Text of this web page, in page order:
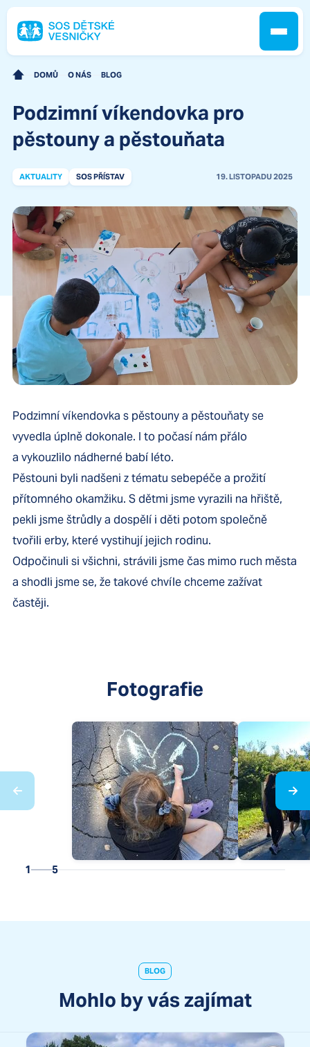
DOMŮ O NÁS BLOG
Podzimní víkendovka pro
pěstouny a pěstouňata
AKTUALITY SOS PŘÍSTAV 19. LISTOPADU 2025
Podzimní víkendovka s pěstouny a pěstouňaty se
vyvedla úplně dokonale. I to počasí nám přálo
a vykouzlilo nádherné babí léto.
Pěstouni byli nadšeni z tématu sebepéče a prožití
přítomného okamžiku. S dětmi jsme vyrazili na hřiště,
pekli jsme štrůdly a dospělí i děti potom společně
tvořili erby, které vystihují jejich rodinu.
Odpočinuli si všichni, strávili jsme čas mimo ruch města
a shodli jsme se, že takové chvíle chceme zažívat
častěji.
Fotografie
1 5
BLOG
Mohlo by vás zajímat
Jak pomáháme
Pobočky
O nás
Kontakt